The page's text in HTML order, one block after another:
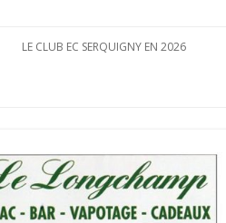
LE CLUB EC SERQUIGNY EN 2026